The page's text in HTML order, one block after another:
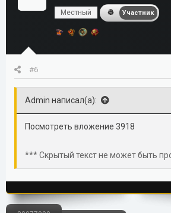
Местный Участник
#6
Admin написал(а):
Посмотреть вложение 3918
*** Скрытый текст не может быть